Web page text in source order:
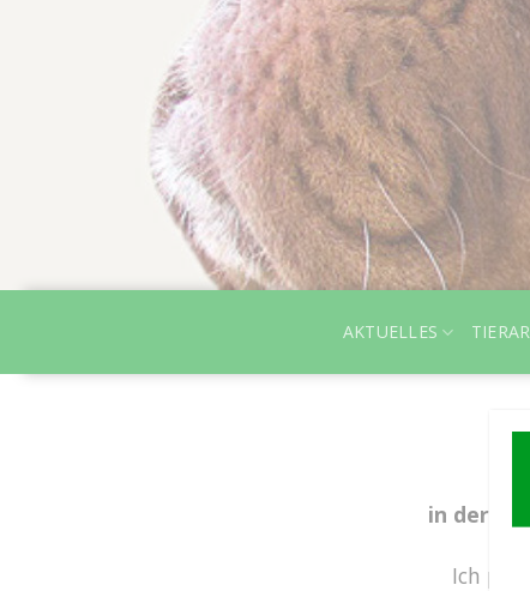
AKTUELLES
in der
Ich